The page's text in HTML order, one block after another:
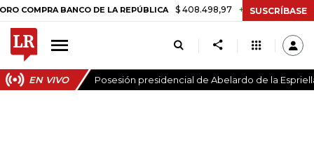
BANCO DE LA REPÚBLICA $ 408.498,97 +$ 8.753,81 +2,19%
SUSCRÍBASE
EN VIVO Posesión presidencial de Abelardo de la